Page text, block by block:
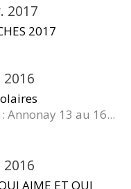
2017
2017
Annonay 13 au 16...
2016
AIME ET QUI